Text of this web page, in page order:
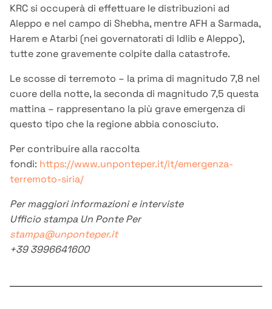
KRC si occuperà di effettuare le distribuzioni ad
Aleppo e nel campo di Shebha, mentre AFH a Sarmada,
Harem e Atarbi (nei governatorati di Idlib e Aleppo),
tutte zone gravemente colpite dalla catastrofe.
Le scosse di terremoto – la prima di magnitudo 7,8 nel
cuore della notte, la seconda di magnitudo 7,5 questa
mattina – rappresentano la più grave emergenza di
questo tipo che la regione abbia conosciuto.
Per contribuire alla raccolta
fondi: https://www.unponteper.it/it/emergenza-
terremoto-siria/
Per maggiori informazioni e interviste
Ufficio stampa Un Ponte Per
stampa@unponteper.it
+39 3996641600